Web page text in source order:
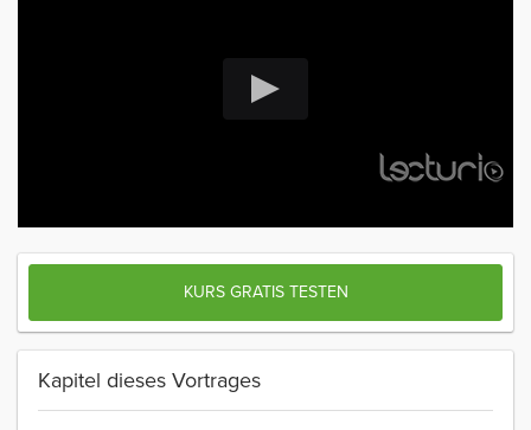
KURS GRATIS TESTEN
Kapitel dieses Vortrages